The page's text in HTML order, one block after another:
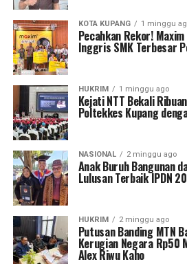
KOTA KUPANG 1 minggu
Pecahkan Rekor!
Inggris SMK Terbesar
HUKRIM 1 minggu ago
Kejati NTT Bekali
Poltekkes Kupang
NASIONAL 2 minggu ago
Anak Buruh Bangunan
Lulusan Terbaik IPDN
HUKRIM 2 minggu ago
Putusan Banding MTN
Kerugian Negara Rp50
Alex Riwu Kaho